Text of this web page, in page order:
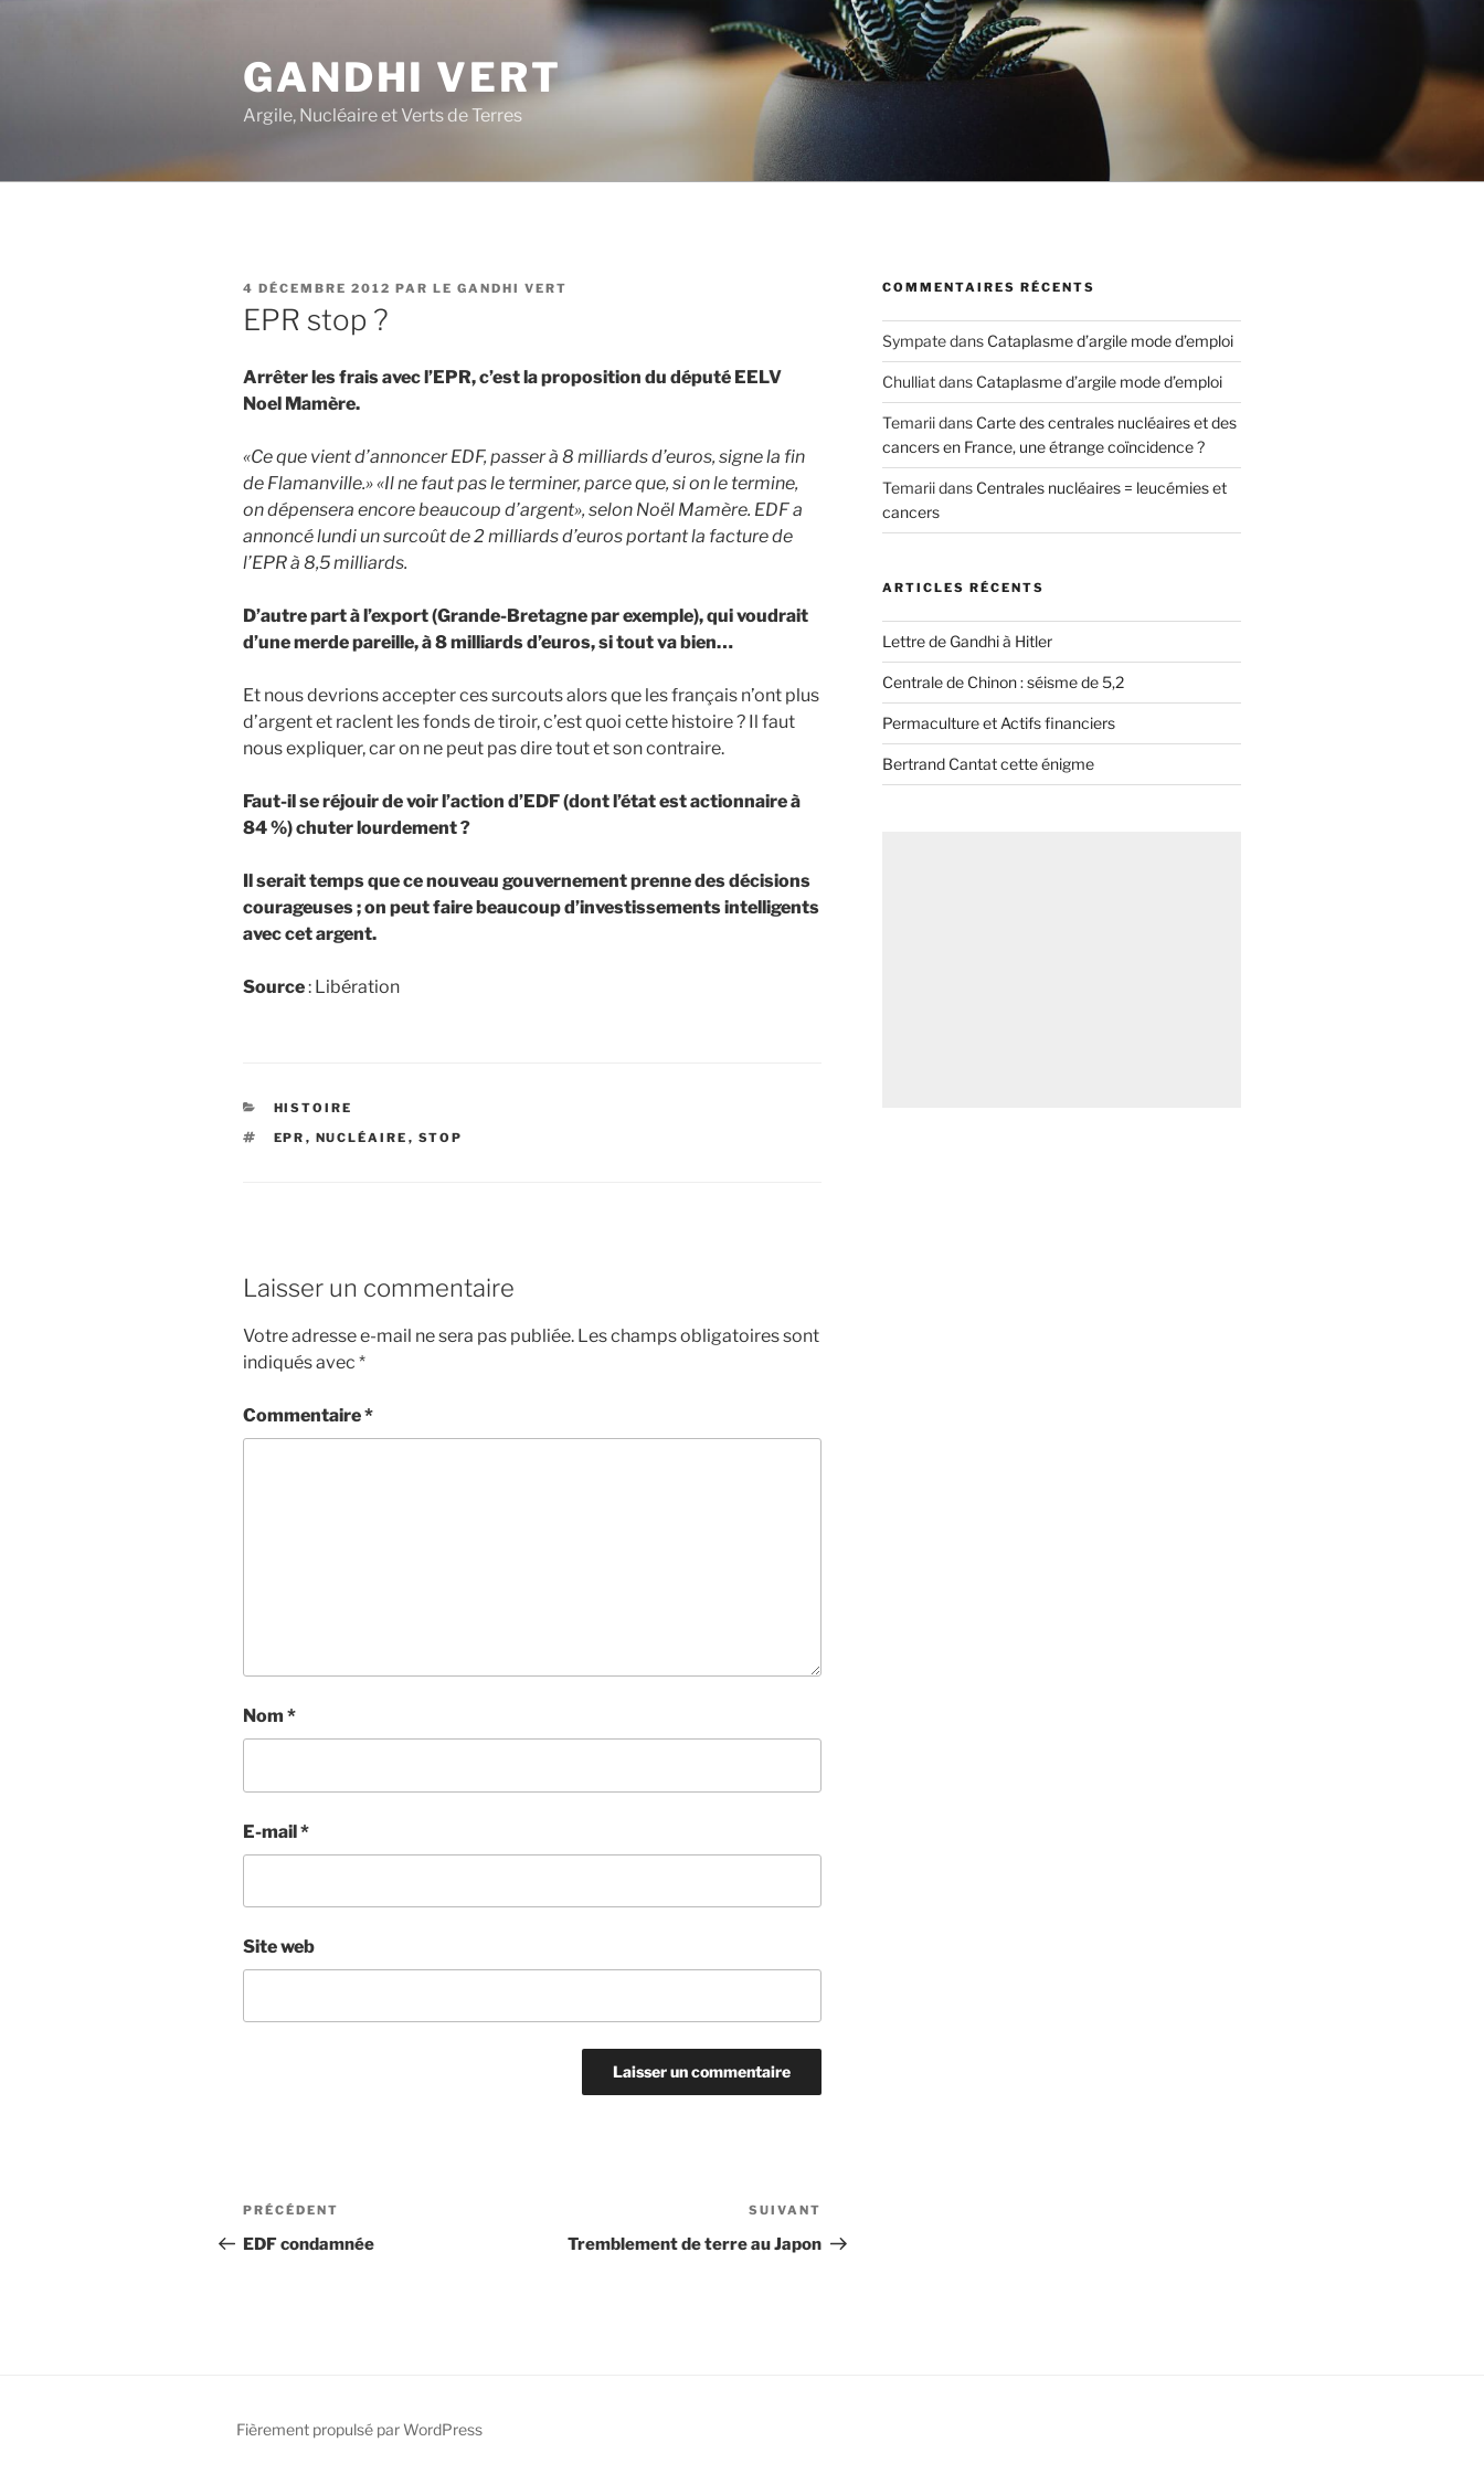
GANDHI VERT
Argile, Nucléaire et Verts de Terres
PUBLIÉ
LE
4 DÉCEMBRE 2012 PAR LE GANDHI VERT
EPR stop ?
Arrêter les frais avec l’EPR, c’est la proposition du député EELV
Noel Mamère.
«Ce que vient d’annoncer EDF, passer à 8 milliards d’euros, signe la fin
de Flamanville.» «Il ne faut pas le terminer, parce que, si on le termine,
on dépensera encore beaucoup d’argent», selon Noël Mamère. EDF a
annoncé lundi un surcoût de 2 milliards d’euros portant la facture de
l’EPR à 8,5 milliards.
D’autre part à l’export (Grande-Bretagne par exemple), qui voudrait
d’une merde pareille, à 8 milliards d’euros, si tout va bien…
Et nous devrions accepter ces surcouts alors que les français n’ont plus
d’argent et raclent les fonds de tiroir, c’est quoi cette histoire ? Il faut
nous expliquer, car on ne peut pas dire tout et son contraire.
Faut-il se réjouir de voir l’action d’EDF (dont l’état est actionnaire à
84 %) chuter lourdement ?
Il serait temps que ce nouveau gouvernement prenne des décisions
courageuses ; on peut faire beaucoup d’investissements intelligents
avec cet argent.
Source: Libération
CATÉGORIES
HISTOIRE
ÉTIQUETTES
EPR , NUCLÉAIRE , STOP
Laisser un commentaire
Votre adresse e-mail ne sera pas publiée. Les champs obligatoires sont
indiqués avec *
Commentaire*
Nom *
E-mail*
Site web
Navigation
de
Article
précédent
PRÉCÉDENT
EDF condamnée
suivant
SUIVANT
Tremblement de terre au Japon
COMMENTAIRES RÉCENTS
Sympatedans Cataplasme d’argile mode d’emploi
Chulliatdans Cataplasme d’argile mode d’emploi
Temariidans Carte des centrales nucléaires et des
cancers en France, une étrange coïncidence ?
Temariidans Centrales nucléaires = leucémies et
cancers
ARTICLES RÉCENTS
Lettre de Gandhi à Hitler
Centrale de Chinon : séisme de 5,2
Permaculture et Actifs financiers
Bertrand Cantat cette énigme
Fièrement propulsé par WordPress